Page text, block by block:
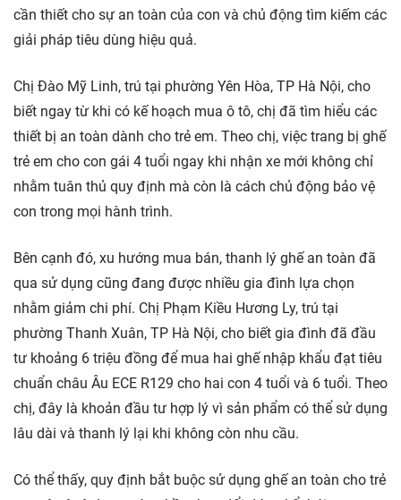
cần thiết cho sự an toàn của con và chủ động tìm kiếm các
giải pháp tiêu dùng hiệu quả.
Chị Đào Mỹ Linh, trú tại phường Yên Hòa, TP Hà Nội, cho
biết ngay từ khi có kế hoạch mua ô tô, chị đã tìm hiểu các
thiết bị an toàn dành cho trẻ em. Theo chị, việc trang bị ghế
trẻ em cho con gái 4 tuổi ngay khi nhận xe mới không chỉ
nhằm tuân thủ quy định mà còn là cách chủ động bảo vệ
con trong mọi hành trình.
Bên cạnh đó, xu hướng mua bán, thanh lý ghế an toàn đã
qua sử dụng cũng đang được nhiều gia đình lựa chọn
nhằm giảm chi phí. Chị Phạm Kiều Hương Ly, trú tại
phường Thanh Xuân, TP Hà Nội, cho biết gia đình đã đầu
tư khoảng 6 triệu đồng để mua hai ghế nhập khẩu đạt tiêu
chuẩn châu Âu ECE R129 cho hai con 4 tuổi và 6 tuổi. Theo
chị, đây là khoản đầu tư hợp lý vì sản phẩm có thể sử dụng
lâu dài và thanh lý lại khi không còn nhu cầu.
Có thể thấy, quy định bắt buộc sử dụng ghế an toàn cho trẻ